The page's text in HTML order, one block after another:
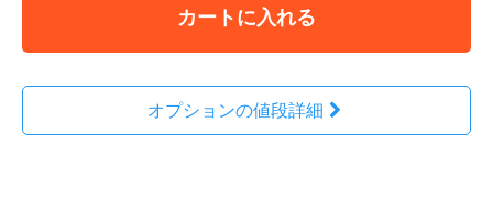
カートに入れる
オプションの値段詳細